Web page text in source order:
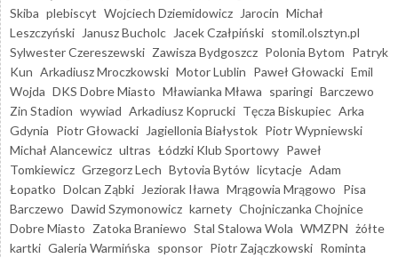
Skiba plebiscyt Wojciech Dziemidowicz Jarocin Michał
Leszczyński
Janusz Bucholc Jacek Czałpiński stomil.olsztyn.pl
Sylwester Czereszewski Zawisza Bydgoszcz Polonia Bytom Patryk
Kun Arkadiusz Mroczkowski Motor Lublin Paweł Głowacki Emil
Wojda DKS Dobre Miasto Mławianka Mława sparingi Barczewo
Zin Stadion wywiad Arkadiusz Koprucki Tęcza Biskupiec Arka
Gdynia Piotr Głowacki Jagiellonia Białystok Piotr Wypniewski
Michał Alancewicz ultras Łódzki Klub Sportowy Paweł
Tomkiewicz Grzegorz Lech Bytovia Bytów licytacje Adam
Łopatko Dolcan Ząbki Jeziorak Iława Mrągowia Mrągowo Pisa
Barczewo Dawid Szymonowicz karnety Chojniczanka Chojnice
Dobre Miasto Zatoka Braniewo Stal Stalowa Wola WMZPN żółte
kartki Galeria Warmińska sponsor Piotr Zajączkowski Rominta